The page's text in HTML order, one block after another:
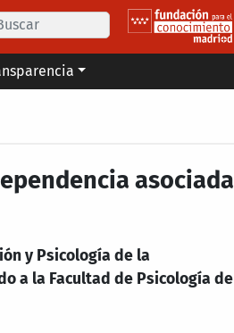
Search
asociada
y Psicología de la
a la Facultad de Psicología de